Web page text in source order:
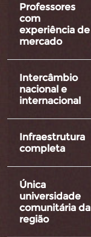
Professores
com
experiência de
mercado
Intercâmbio
nacional e
internacional
Infraestrutura
completa
Única
universidade
comunitária da
região